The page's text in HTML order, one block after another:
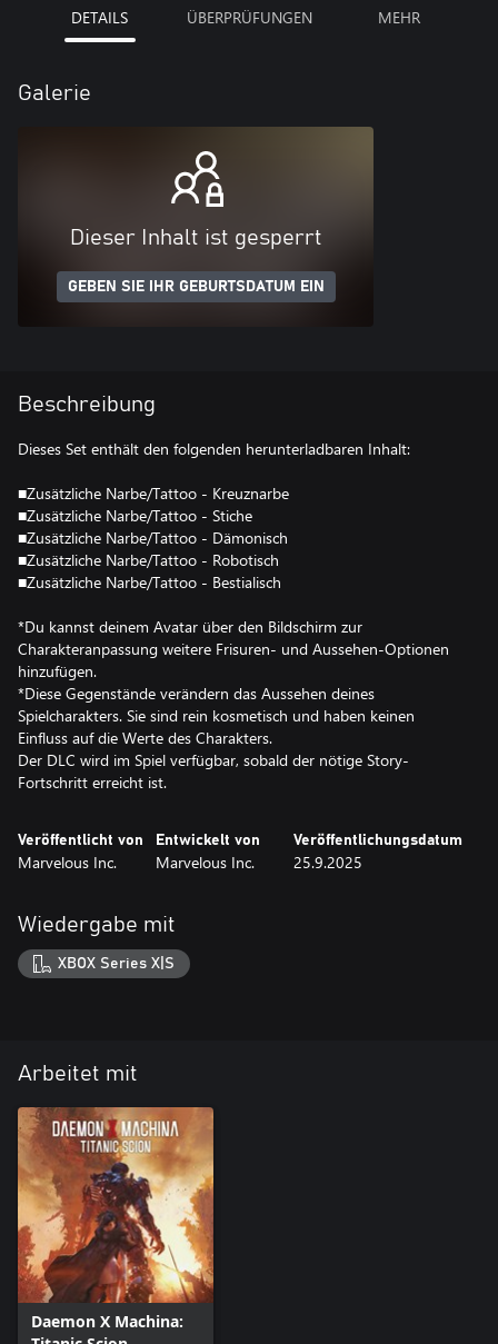
DETAILS ÜBERPRÜFUNGEN MEHR
Galerie
Dieser Inhalt ist gesperrt
GEBEN SIE IHR GEBURTSDATUM EIN
Beschreibung
Dieses Set enthält den folgenden herunterladbaren Inhalt:
■Zusätzliche Narbe/Tattoo - Kreuznarbe
■Zusätzliche Narbe/Tattoo - Stiche
■Zusätzliche Narbe/Tattoo - Dämonisch
■Zusätzliche Narbe/Tattoo - Robotisch
■Zusätzliche Narbe/Tattoo - Bestialisch
*Du kannst deinem Avatar über den Bildschirm zur
Charakteranpassung weitere Frisuren- und Aussehen-Optionen
hinzufügen.
*Diese Gegenstände verändern das Aussehen deines
Spielcharakters. Sie sind rein kosmetisch und haben keinen
Einfluss auf die Werte des Charakters.
Der DLC wird im Spiel verfügbar, sobald der nötige Story-
Fortschritt erreicht ist.
Veröffentlicht von
Marvelous Inc.
Entwickelt von
Marvelous Inc.
Veröffentlichungsdatum
25.9.2025
Wiedergabe mit
XBOX Series X|S
Arbeitet mit
Daemon X Machina: